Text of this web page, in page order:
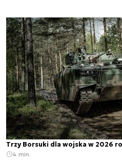
Trzy Borsuki dla wojska w 2026
4 min.